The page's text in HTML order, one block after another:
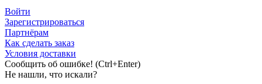
Войти
Зарегистрироваться
Партнёрам
Как сделать заказ
Условия доставки
Сообщить об ошибке! (Ctrl+Enter)
Не нашли, что искали?